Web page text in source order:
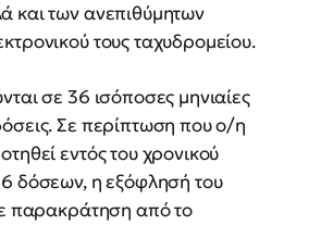
και των ανεπιθύμητων
τους ταχυδρομείου.
σε 36 ισόποσες μηνιαίες
Σε περίπτωση που ο/η
εντός του χρονικού
δόσεων, η εξόφλησή του
παρακράτηση από το